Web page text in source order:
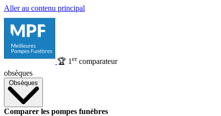
Aller au contenu principal
🏆 1 ercomparateur
obsèques
Obsèques
Comparer les pompes funèbres